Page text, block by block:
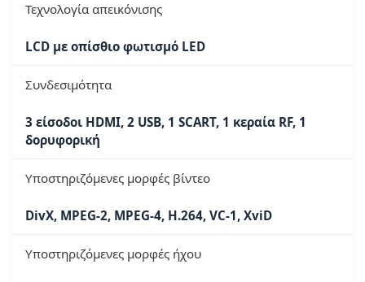
Τεχνολογία απεικόνισης
LCD με οπίσθιο φωτισμό LED
Συνδεσιμότητα
3 είσοδοι HDMI, 2 USB, 1 SCART, 1 κεραία RF, 1
δορυφορική
Υποστηριζόμενες μορφές βίντεο
DivX, MPEG-2, MPEG-4, H.264, VC-1, XviD
Υποστηριζόμενες μορφές ήχου